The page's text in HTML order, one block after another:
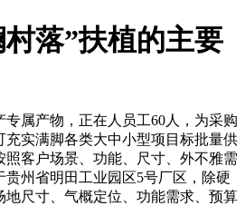
落”扶植的主要
属产物，正在人员工60人，为采购
充实满脚各类大中小型项目标批量供
照客户场景、功能、尺寸、外不雅需
州省明田工业园区5号厂区，除硬
地尺寸、气概定位、功能需求、预算